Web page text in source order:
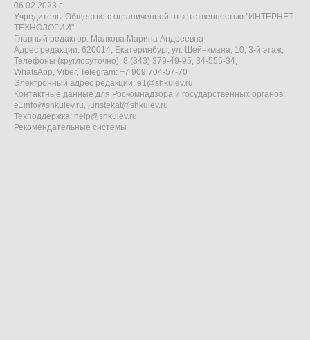
06.02.2023 г.
Учредитель: Общество с ограниченной ответственностью "ИНТЕРНЕТ
ТЕХНОЛОГИИ"
Главный редактор: Малкова Марина Андреевна
Адрес редакции: 620014, Екатеринбург, ул. Шейнкмана, 10, 3-й этаж,
Телефоны (круглосуточно): 8 (343) 379-49-95, 34-555-34,
WhatsApp, Viber, Telegram: +7 909 704-57-70
Электронный адрес редакции: e1@shkulev.ru
Контактные данные для Роскомнадзора и государственных органов:
e1info@shkulev.ru, juristekat@shkulev.ru
Техподдержка: help@shkulev.ru
Рекомендательные системы